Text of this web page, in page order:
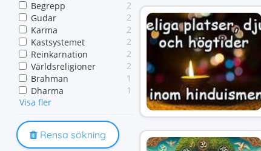
Begrepp
2
Gudar
2
Karma
2
Kastsystemet
2
Reinkarnation
2
Världsreligioner
2
Brahman
1
Dharma
1
Ganghes
Historia
Visa fler
Rensa sökning